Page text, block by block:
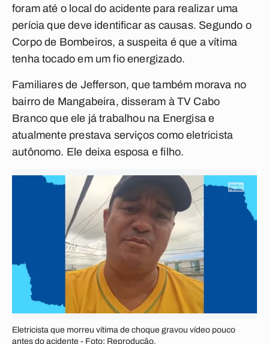
foram até o local do acidente para realizar uma
perícia que deve identificar as causas. Segundo o
Corpo de Bombeiros, a suspeita é que a vítima
tenha tocado em um fio energizado.
Familiares de Jefferson, que também morava no
bairro de Mangabeira, disseram à TV Cabo
Branco que ele já trabalhou na Energisa e
atualmente prestava serviços como eletricista
autônomo. Ele deixa esposa e filho.
Eletricista que morreu vítima de choque gravou vídeo pouco
antes do acidente - Foto: Reprodução.